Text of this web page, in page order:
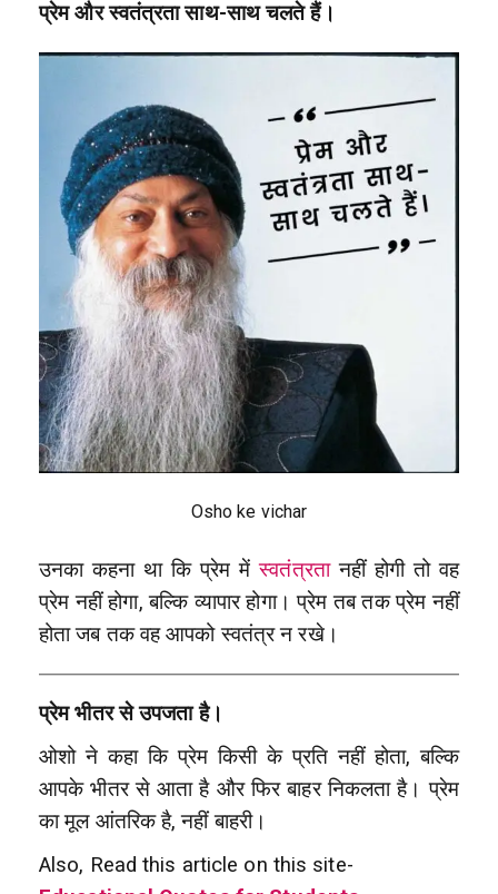
प्रेम और स्वतंत्रता साथ-साथ चलते हैं।
Osho ke vichar
उनका कहना था कि प्रेम मेंस्वतंत्रतानहीं होगी तो वह
प्रेम नहीं होगा, बल्कि व्यापार होगा। प्रेम तब तक प्रेम नहीं
होता जब तक वह आपको स्वतंत्र न रखे।
प्रेम भीतर से उपजता है।
ओशो ने कहा कि प्रेम किसी के प्रति नहीं होता, बल्कि
आपके भीतर से आता है और फिर बाहर निकलता है। प्रेम
का मूल आंतरिक है, नहीं बाहरी।
Also, Read this article on this site-